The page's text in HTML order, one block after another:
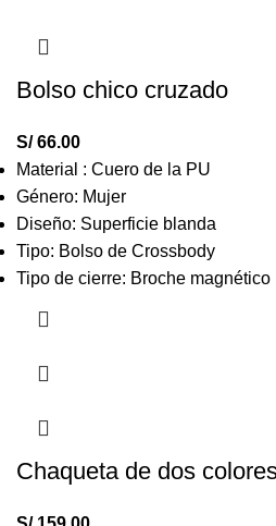
Bolso chico cruzado
S/66.00
Material : Cuero de la PU
Género: Mujer
Diseño: Superficie blanda
Tipo: Bolso de Crossbody
Tipo de cierre: Broche magnético
Chaqueta de dos